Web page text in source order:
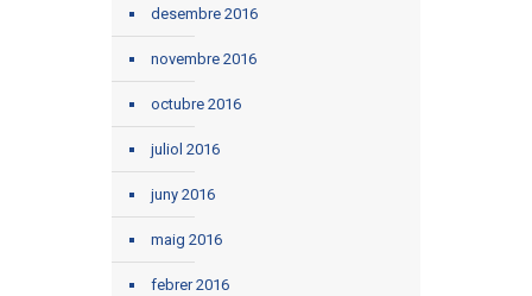
desembre 2016
novembre 2016
octubre 2016
juliol 2016
juny 2016
maig 2016
febrer 2016